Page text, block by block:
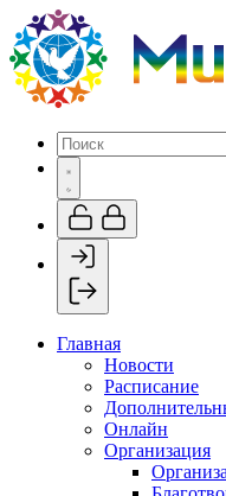
Главная
Новости
Расписание
Онлайн
Организация